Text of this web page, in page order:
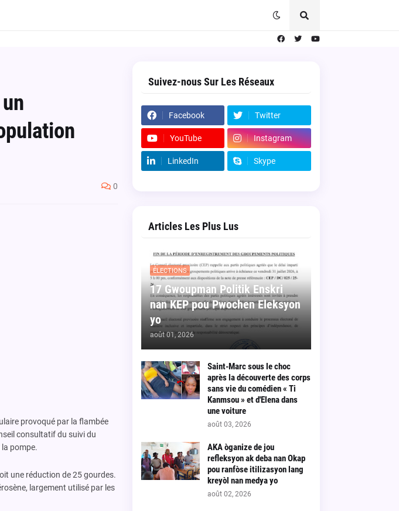
0
provoqué par la flambée
consultatif du suivi du
pompe.
une réduction de 25 gourdes.
largement utilisé par les
Suivez-nous Sur Les Réseaux
Facebook Twitter
YouTube Instagram
LinkedIn Skype
Articles Les Plus Lus
ÉLECTIONS
17 Gwoupman Politik Enskri
nan KEP pou Pwochen Eleksyon
yo
août 01, 2026
Saint-Marc sous le choc
après la découverte des corps
sans vie du comédien « Ti
Kanmsou » et d'Elena dans
une voiture
août 03, 2026
AKA òganize de jou
refleksyon ak deba nan Okap
pou ranfòse itilizasyon lang
kreyòl nan medya yo
août 02, 2026